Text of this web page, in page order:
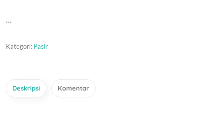
...
Kategori: Pasir
Deskripsi Komentar